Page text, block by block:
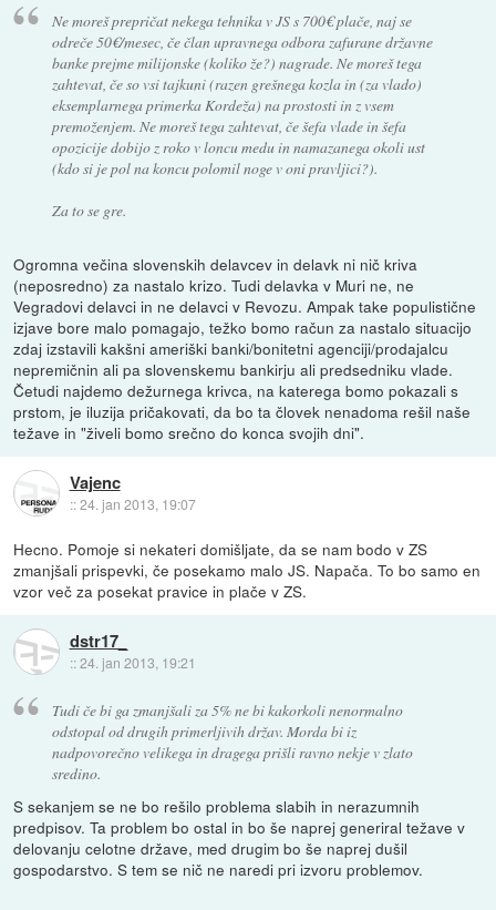
Ne moreš prepričat nekega tehnika v JS s 700€ plače, naj se
odreče 50€/mesec, če član upravnega odbora zafurane državne
banke prejme milijonske (koliko že?) nagrade. Ne moreš tega
zahtevat, če so vsi tajkuni (razen grešnega kozla in (za vlado)
eksemplarnega primerka Kordeža) na prostosti in z vsem
premoženjem. Ne moreš tega zahtevat, če šefa vlade in šefa
opozicije dobijo z roko v loncu medu in namazanega okoli ust
(kdo si je pol na koncu polomil noge v oni pravljici?).
Za to se gre.
Ogromna večina slovenskih delavcev in delavk ni nič kriva
(neposredno) za nastalo krizo. Tudi delavka v Muri ne, ne
Vegradovi delavci in ne delavci v Revozu. Ampak take populistične
izjave bore malo pomagajo, težko bomo račun za nastalo situacijo
zdaj izstavili kakšni ameriški banki/bonitetni agenciji/prodajalcu
nepremičnin ali pa slovenskemu bankirju ali predsedniku vlade.
Četudi najdemo dežurnega krivca, na katerega bomo pokazali s
prstom, je iluzija pričakovati, da bo ta človek nenadoma rešil naše
težave in "živeli bomo srečno do konca svojih dni".
Vajenc
::24. jan 2013, 19:07
Hecno. Pomoje si nekateri domišljate, da se nam bodo v ZS
zmanjšali prispevki, če posekamo malo JS. Napača. To bo samo en
vzor več za posekat pravice in plače v ZS.
dstr17_
::24. jan 2013, 19:21
Tudi če bi ga zmanjšali za 5% ne bi kakorkoli nenormalno
odstopal od drugih primerljivih držav. Morda bi iz
nadpovorečno velikega in dragega prišli ravno nekje v zlato
sredino.
S sekanjem se ne bo rešilo problema slabih in nerazumnih
predpisov. Ta problem bo ostal in bo še naprej generiral težave v
delovanju celotne države, med drugim bo še naprej dušil
gospodarstvo. S tem se nič ne naredi pri izvoru problemov.